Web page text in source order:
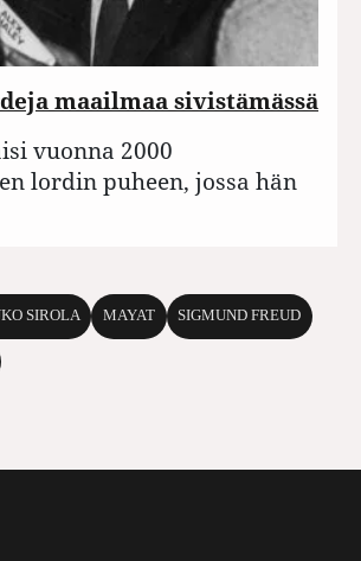
maailmaa sivistämässä
vuonna 2000
lordin puheen, jossa hän
SIROLA MAYAT SIGMUND FREUD